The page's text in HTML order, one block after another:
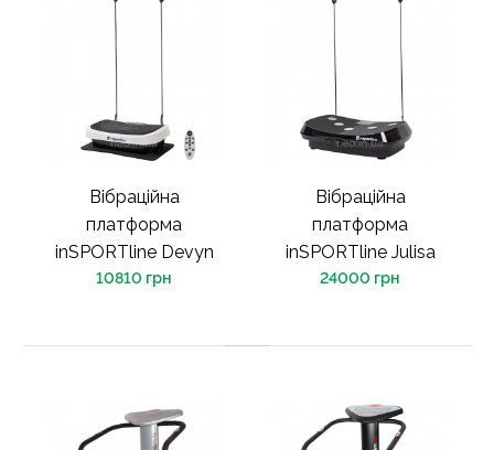
Вібраційна
платформа
inSPORTline Devyn
10810 грн
Вібраційна
платформа
inSPORTline Julisa
24000 грн